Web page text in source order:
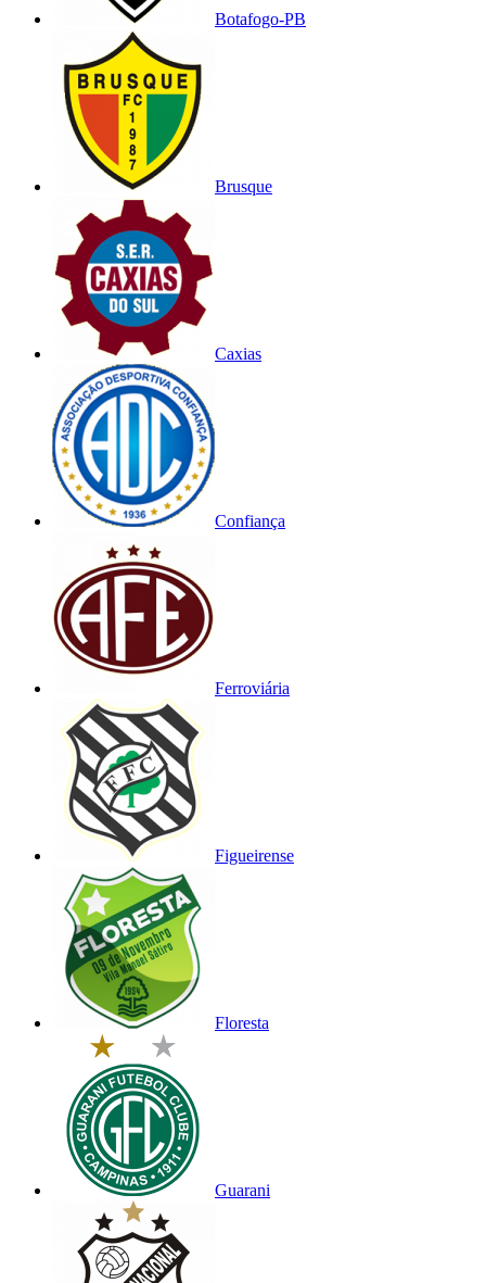
Botafogo-PB
Brusque
Caxias
Confiança
Ferroviária
Figueirense
Floresta
Guarani